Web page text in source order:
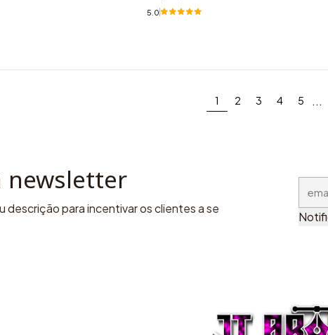
5.0
1 2 3 4 5 ...
newsletter
descrição para incentivar os clientes a se